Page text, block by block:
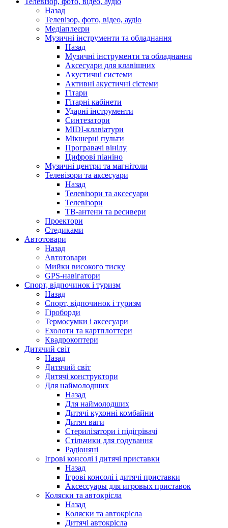
Назад
Телевізор, фото, відео, аудіо
Медіаплеєри
Музичні інструменти та обладнання
Назад
Музичні інструменти та обладнання
Аксесуари для клавішних
Акустичні системи
Активні акустичні сістеми
Гітари
Гітарні кабінети
Ударні інструменти
Синтезатори
MIDI-клавіатури
Мікшерні пульти
Програвачі вінілу
Цифрові піаніно
Музичні центри та магнітоли
Телевізори та аксесуари
Назад
Телевізори та аксесуари
Телевізори
ТВ-антени та ресивери
Проектори
Стедиками
Автотовари
Назад
Автотовари
Мийки високого тиску
GPS-навігатори
Спорт, відпочинок і туризм
Назад
Спорт, відпочинок і туризм
Гіроборди
Термосумки і аксесуари
Ехолоти та картплоттери
Квадрокоптери
Дитячий світ
Назад
Дитячий світ
Дитячі конструктори
Для наймолодших
Назад
Для наймолодших
Дитячі кухонні комбайни
Дитяч ваги
Стерилізатори і підігрівачі
Стільчики для годування
Радіоняні
Ігрові консолі і дитячі приставки
Назад
Ігрові консолі і дитячі приставки
Аксессуары для игровых приставок
Коляски та автокрісла
Назад
Коляски та автокрісла
Дитячі автокрісла